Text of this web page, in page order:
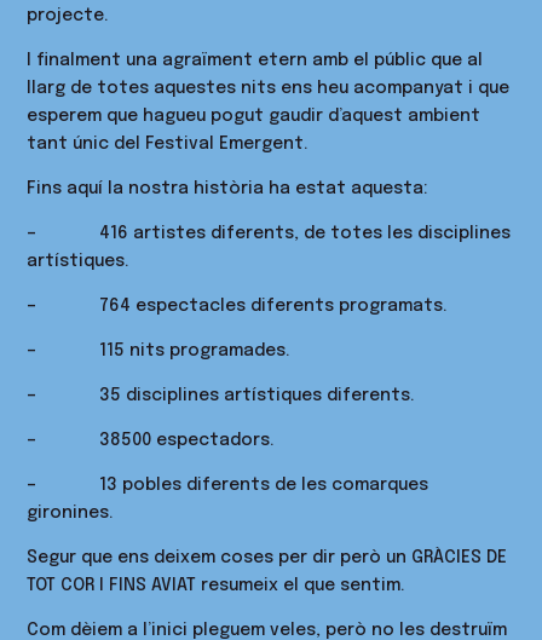
projecte.
I finalment una agraïment etern amb el públic que al
llarg de totes aquestes nits ens heu acompanyat i que
esperem que hagueu pogut gaudir d’aquest ambient
tant únic del Festival Emergent.
Fins aquí la nostra història ha estat aquesta:
– 416 artistes diferents, de totes les disciplines
artístiques.
– 764 espectacles diferents programats.
– 115 nits programades.
– 35 disciplines artístiques diferents.
– 38500 espectadors.
– 13 pobles diferents de les comarques
gironines.
Segur que ens deixem coses per dir però un GRÀCIES DE
TOT COR I FINS AVIAT resumeix el que sentim.
Com dèiem a l’inici pleguem veles, però no les destruïm